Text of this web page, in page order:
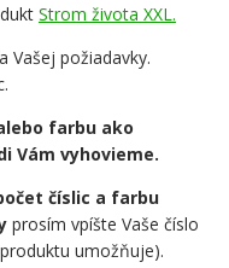
Strom života XXL.
Vašej požiadavky.
farbu ako
Vám vyhovieme.
číslic a farbu
prosím vpíšte Vaše číslo
umožňuje).